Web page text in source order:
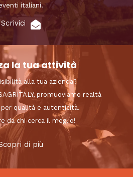
italiani.
Scrivici
la tua attività
alla tua azienda?
promuoviamo realtà
qualità e autenticità.
da chi cerca il meglio!
di più